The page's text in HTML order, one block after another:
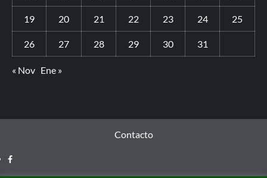
19 20 21 22 23 24 25
26 27 28 29 30 31
« Nov Ene »
Contacto